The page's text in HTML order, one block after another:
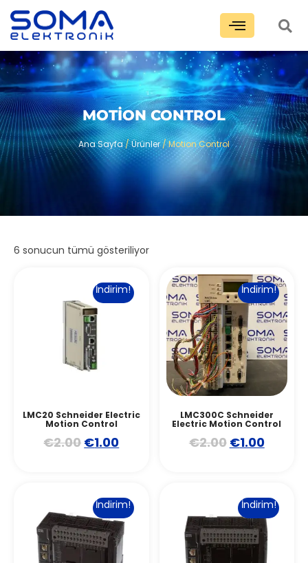
MOTION CONTROL
Ana Sayfa/Ürünler/ Motion Control
6 sonucun tümü gösteriliyor
İndirim!
LMC20 Schneider Electric
Motion Control
€2.00 €1.00
İndirim!
LMC300C Schneider
Electric Motion Control
€2.00 €1.00
İndirim! İndirim!